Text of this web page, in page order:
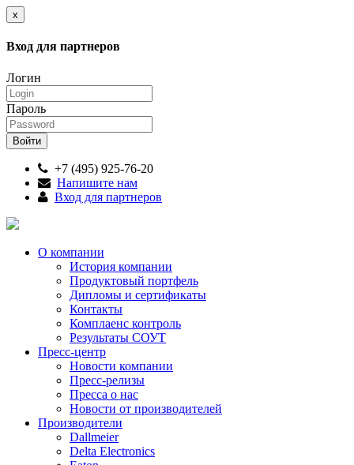
x
Вход для партнеров
Логин
Пароль
+7 (495) 925-76-20
Напишите нам
Вход для партнеров
О компании
История компании
Продуктовый портфель
Дипломы и сертификаты
Контакты
Комплаенс контроль
Результаты СОУТ
Пресс-центр
Новости компании
Пресс-релизы
Пресса о нас
Новости от производителей
Производители
Dallmeier
Delta Electronics